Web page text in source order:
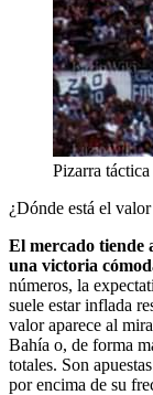
Pizarra
¿Dónde está el
El mercado tiende
una victoria
números, la
suele estar inflada
valor aparece al
Bahía o, de forma
totales. Son
por encima de su